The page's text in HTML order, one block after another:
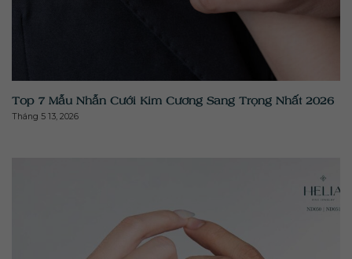
" class="attachment-medium size-medium wp-post-
Top 7 Mẫu Nhẫn Cưới Kim Cương Sang Trọng Nhất 2026
Tháng 5 13, 2026